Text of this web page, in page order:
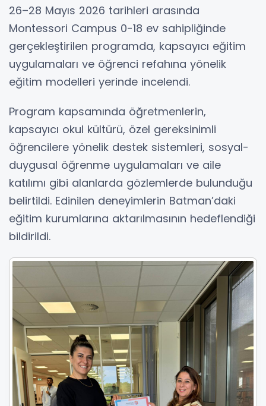
26–28 Mayıs 2026 tarihleri arasında
Montessori Campus 0-18 ev sahipliğinde
gerçekleştirilen programda, kapsayıcı eğitim
uygulamaları ve öğrenci refahına yönelik
eğitim modelleri yerinde incelendi.
Program kapsamında öğretmenlerin,
kapsayıcı okul kültürü, özel gereksinimli
öğrencilere yönelik destek sistemleri, sosyal-
duygusal öğrenme uygulamaları ve aile
katılımı gibi alanlarda gözlemlerde bulunduğu
belirtildi. Edinilen deneyimlerin Batman’daki
eğitim kurumlarına aktarılmasının hedeflendiği
bildirildi.